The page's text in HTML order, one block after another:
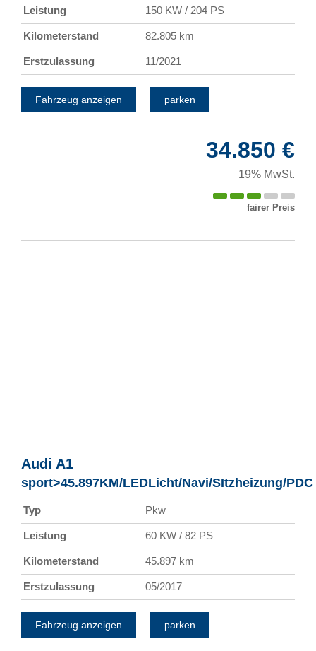
Leistung 150 KW / 204 PS
Kilometerstand 82.805 km
Erstzulassung 11/2021
Fahrzeug anzeigen parken
34.850 €
19% MwSt.
fairer Preis
Audi A1
sport>45.897KM/LEDLicht/Navi/SItzheizung/PDC
Typ Pkw
Leistung 60 KW / 82 PS
Kilometerstand 45.897 km
Erstzulassung 05/2017
Fahrzeug anzeigen parken